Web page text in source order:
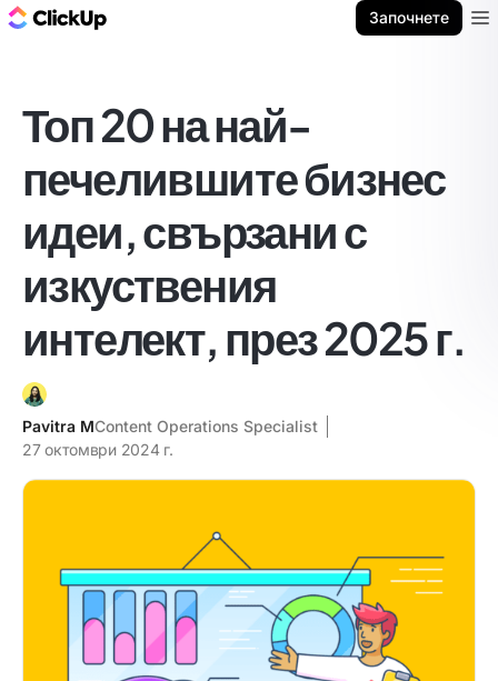
Започнете
Топ 20 на най-
печелившите бизнес
идеи, свързани с
изкуствения
интелект, през 2025 г.
Pavitra MContent Operations Specialist
27 октомври 2024 г.